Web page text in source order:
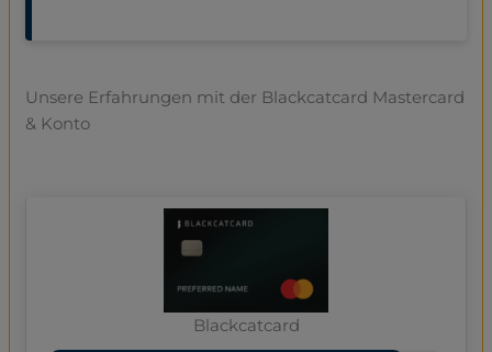
Unsere Erfahrungen mit der Blackcatcard Mastercard
& Konto
Blackcatcard